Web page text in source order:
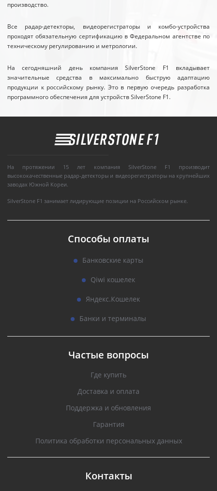
производство.
Все радар-детекторы, видеорегистраторы и комбо-устройства
проходят обязательную сертификацию в Федеральном агентстве по
техническому регулированию и метрологии.
На сегодняшний день компания SilverStone F1 вкладывает
значительные средства в максимально быструю адаптацию
продукции к российскому рынку. Это в первую очередь разработка
программного обеспечения для устройств SilverStone F1.
На протяжении 15 лет компания SilverStone F1 производит
высококачественные радар-детекторы и видеорегистраторы на крупнейших
заводах Южной Кореи.
SilverStone F1 занимает лидирующие позиции на Российском рынке.
Способы оплаты
Банковские карты
Qiwi кошелек
Яндекс.Кошелек
Банки и терминалы
Частые вопросы
Где купить
Доставка и оплата
Поддержка и обновления
Гарантия
Политика обработки персональных данных
Контакты